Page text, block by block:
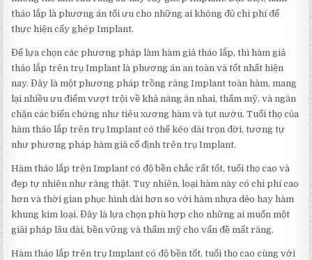
tháo lắp là phương án tối ưu cho những ai không đủ chi phí để
thực hiện cấy ghép Implant.
Để lựa chọn các phương pháp làm hàm giả tháo lắp, thì hàm giả
tháo lắp trên trụ Implant là phương án an toàn và tốt nhất hiện
nay. Đây là một phương pháp trồng răng Implant toàn hàm, mang
lại nhiều ưu điểm vượt trội về khả năng ăn nhai, thẩm mỹ, và ngăn
chặn các biến chứng như tiêu xương hàm và tụt nướu. Tuổi thọ của
hàm tháo lắp trên trụ Implant có thể kéo dài trọn đời, tương tự
như phương pháp hàm giả cố định trên trụ Implant.
Hàm tháo lắp trên Implant có độ bền chắc rất tốt, tuổi thọ cao và
đẹp tự nhiên như răng thật. Tuy nhiên, loại hàm này có chi phí cao
hơn và thời gian phục hình dài hơn so với hàm nhựa dẻo hay hàm
khung kim loại. Đây là lựa chọn phù hợp cho những ai muốn một
giải pháp lâu dài, bền vững và thẩm mỹ cho vấn đề mất răng.
Hàm tháo lắp trên trụ Implant có độ bền tốt, tuổi thọ cao cùng với